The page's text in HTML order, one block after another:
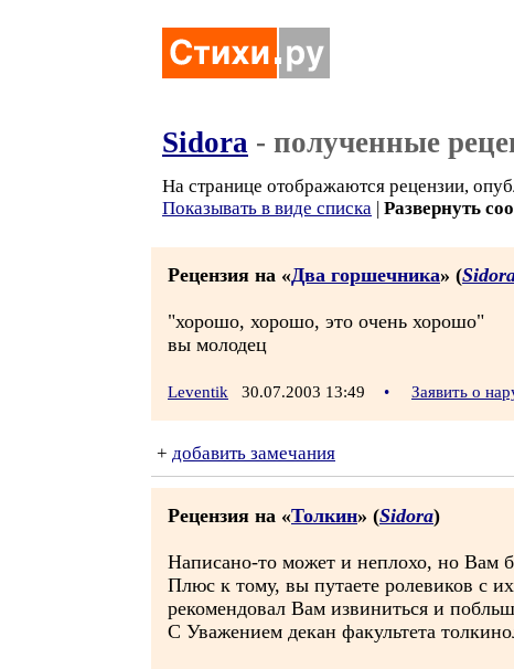
Sidora - полученные
На странице отображаются рецензии,
Показывать в виде списка | Развернуть
Рецензия на «Два горшечника» (
"хорошо, хорошо, это очень хорошо"
вы молодец
Leventik 30.07.2003 13:49 • Заявить о
+ добавить замечания
Рецензия на «Толкин» (Sidora)
Написано-то может и неплохо, но Вам
Плюс к тому, вы путаете ролевиков с
рекомендовал Вам извиниться и
С Уважением декан факультета